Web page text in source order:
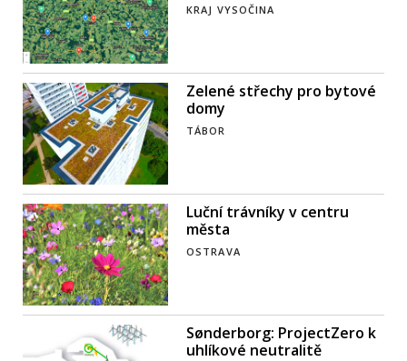
KRAJ VYSOČINA
Zelené střechy pro bytové
domy
TÁBOR
Luční trávníky v centru
města
OSTRAVA
Sønderborg: ProjectZero k
uhlíkové neutralitě